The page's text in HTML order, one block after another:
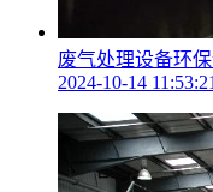
废气处理设备环
2024-10-14 11:53:21